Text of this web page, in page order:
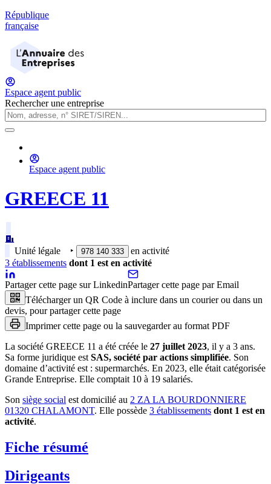
République
française
Espace agent public
Rechercher une entreprise
Espace agent public
GREECE 11
Unité légale ‣ 978 140 333
en activité
3 établissements dont 1 est en activité
Partager cette page sur LinkedinPartager cette page par Email
Télécharger un QR Code à inclure dans un courier ou dans un
devis, pour partager cette page
Imprimer cette page ou la sauvegarder au format PDF
La société GREECE 11 a été créée le 27 juillet 2023, il y a 3 ans.
Sa forme juridique est SAS, société par actions simplifiée. Son
domaine d’activité est : supermarchés. En 2023, elle était catégorisée
Grande Entreprise. Elle comptait 10 à 19 salariés.
Son siège social est domicilié au 2 ZA LA BOURDONNIERE
01320 CHALAMONT. Elle possède 3 établissements dont 1 est en
activité.
Fiche résumé
Dirigeants